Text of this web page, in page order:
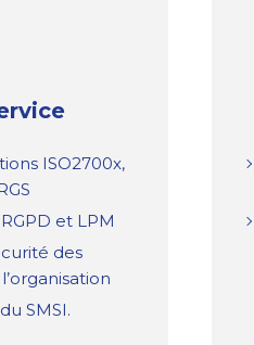
ISO2700x,
et LPM
des
SMSI.